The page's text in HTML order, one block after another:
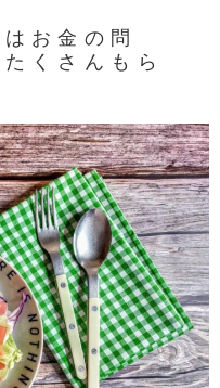
お金の問
くさんもら